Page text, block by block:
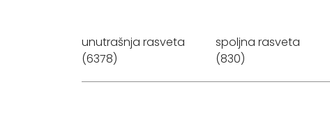
unutrašnja rasveta
(6378)
spoljna rasveta
(830)